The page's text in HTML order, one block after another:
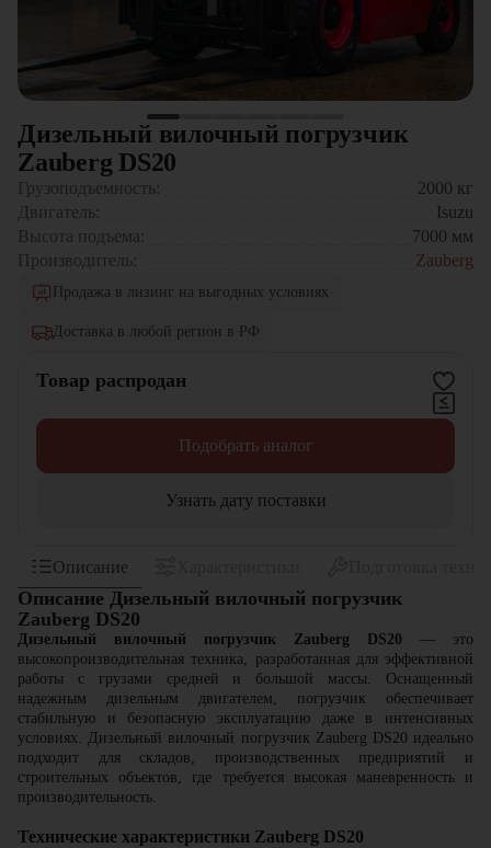
Дизельный вилочный погрузчик
Zauberg DS20
Грузоподъемность: 2000 кг
Двигатель:
Isuzu
Высота подъема:
7000 мм
Производитель:
Zauberg
Продажа в лизинг на выгодных условиях
Доставка в любой регион в РФ
Товар распродан
Подобрать аналог
Узнать дату поставки
Описание
Описание Дизельный вилочный погрузчик
Zauberg DS20
Дизельный вилочный погрузчик Zauberg DS20 — это
высокопроизводительная техника, разработанная для эффективной
работы с грузами средней и большой массы. Оснащенный
надежным дизельным двигателем, погрузчик обеспечивает
стабильную и безопасную эксплуатацию даже в интенсивных
условиях. Дизельный вилочный погрузчик Zauberg DS20 идеально
подходит для складов, производственных предприятий и
строительных объектов, где требуется высокая маневренность и
производительность.
Технические характеристики Zauberg DS20